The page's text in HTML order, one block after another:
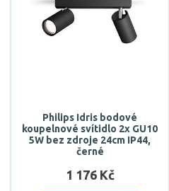
Philips Idris bodové
koupelnové svítidlo 2x GU10
5W bez zdroje 24cm IP44,
černé
1 176 Kč